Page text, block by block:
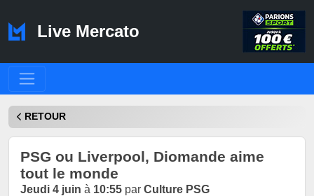
Live Mercato
RETOUR
PSG ou Liverpool, Diomande aime
tout le monde
Jeudi 4 juin à 10:55 par Culture PSG